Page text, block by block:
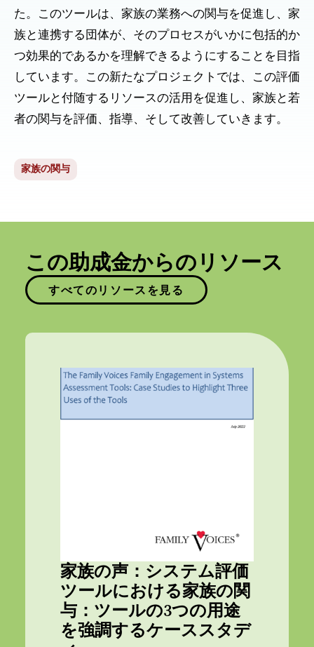
た。このツールは、家族の業務への関与を促進し、家
族と連携する団体が、そのプロセスがいかに包括的か
つ効果的であるかを理解できるようにすることを目指
しています。この新たなプロジェクトでは、この評価
ツールと付随するリソースの活用を促進し、家族と若
者の関与を評価、指導、そして改善していきます。
家族の関与
この助成金からのリソース
すべてのリソースを見る
家族の声：システム評価
ツールにおける家族の関
与：ツールの3つの用途
を強調するケーススタデ